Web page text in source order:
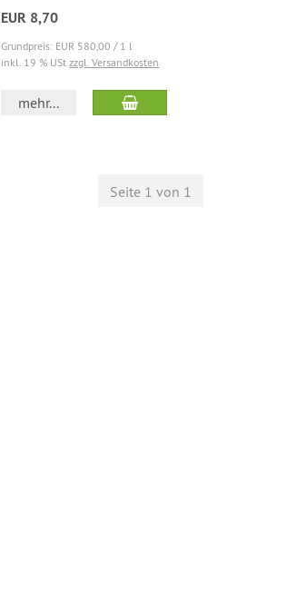
EUR 8,70
Grundpreis: EUR 580,00 / 1 l
inkl. 19 % UStzzgl. Versandkosten
mehr...
Seite 1 von 1